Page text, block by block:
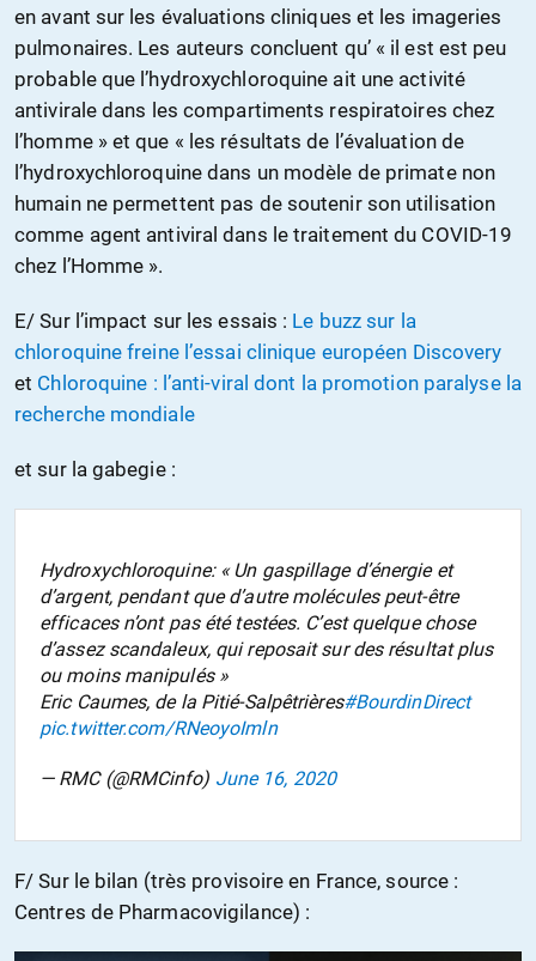
en avant sur les évaluations cliniques et les imageries
pulmonaires. Les auteurs concluent qu’ « il est est peu
probable que l’hydroxychloroquine ait une activité
antivirale dans les compartiments respiratoires chez
l’homme » et que « les résultats de l’évaluation de
l’hydroxychloroquine dans un modèle de primate non
humain ne permettent pas de soutenir son utilisation
comme agent antiviral dans le traitement du COVID-19
chez l’Homme ».
E/ Sur l’impact sur les essais : Le buzz sur la
chloroquine freine l’essai clinique européen Discovery
et Chloroquine : l’anti-viral dont la promotion paralyse la
recherche mondiale
et sur la gabegie :
Hydroxychloroquine: « Un gaspillage d’énergie et
d’argent, pendant que d’autre molécules peut-être
efficaces n’ont pas été testées. C’est quelque chose
d’assez scandaleux, qui reposait sur des résultat plus
ou moins manipulés »
Eric Caumes, de la Pitié-Salpêtrières#BourdinDirect
pic.twitter.com/RNeoyoImln
— RMC (@RMCinfo) June 16, 2020
F/ Sur le bilan (très provisoire en France, source :
Centres de Pharmacovigilance) :